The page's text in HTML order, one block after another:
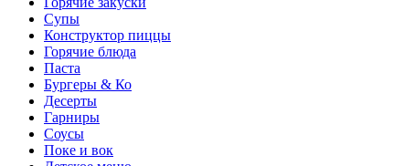
Супы
Конструктор пиццы
Горячие блюда
Паста
Бургеры & Ко
Десерты
Гарниры
Соусы
Поке и вок